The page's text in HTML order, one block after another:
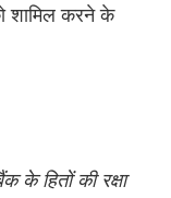
शामिल करने के
हितों की रक्षा